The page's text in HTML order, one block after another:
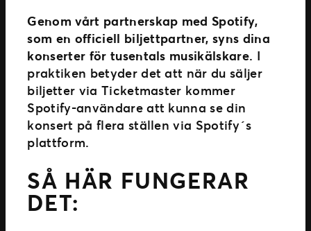
Genom vårt partnerskap med Spotify,
som en officiell biljettpartner, syns dina
konserter för tusentals musikälskare. I
praktiken betyder det att när du säljer
biljetter via Ticketmaster kommer
Spotify-användare att kunna se din
konsert på flera ställen via Spotify´s
plattform.
SÅ HÄR FUNGERAR
DET: